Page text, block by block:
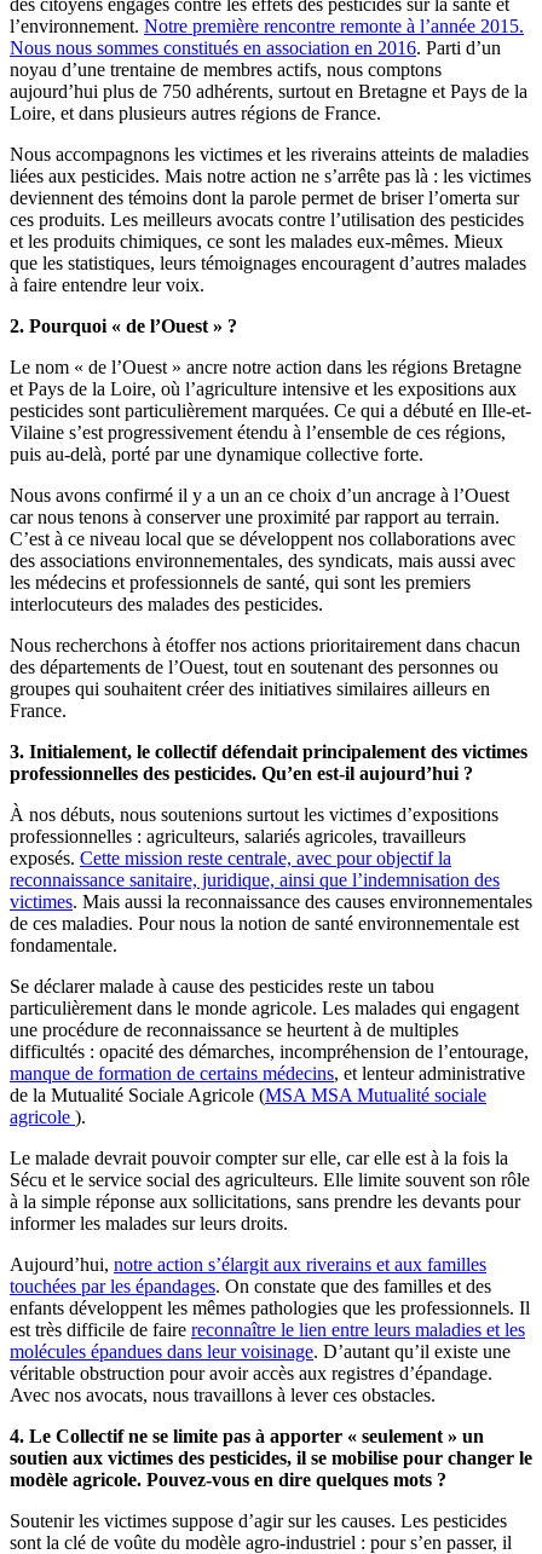
l’environnement. Notre première rencontre remonte à l’année 2015.
Nous nous sommes constitués en association en 2016. Parti d’un
noyau d’une trentaine de membres actifs, nous comptons
aujourd’hui plus de 750 adhérents, surtout en Bretagne et Pays de la
Loire, et dans plusieurs autres régions de France.
Nous accompagnons les victimes et les riverains atteints de maladies
liées aux pesticides. Mais notre action ne s’arrête pas là : les victimes
deviennent des témoins dont la parole permet de briser l’omerta sur
ces produits. Les meilleurs avocats contre l’utilisation des pesticides
et les produits chimiques, ce sont les malades eux-mêmes. Mieux
que les statistiques, leurs témoignages encouragent d’autres malades
à faire entendre leur voix.
2. Pourquoi « de l’Ouest » ?
Le nom « de l’Ouest » ancre notre action dans les régions Bretagne
et Pays de la Loire, où l’agriculture intensive et les expositions aux
pesticides sont particulièrement marquées. Ce qui a débuté en Ille-et-
Vilaine s’est progressivement étendu à l’ensemble de ces régions,
puis au-delà, porté par une dynamique collective forte.
Nous avons confirmé il y a un an ce choix d’un ancrage à l’Ouest
car nous tenons à conserver une proximité par rapport au terrain.
C’est à ce niveau local que se développent nos collaborations avec
des associations environnementales, des syndicats, mais aussi avec
les médecins et professionnels de santé, qui sont les premiers
interlocuteurs des malades des pesticides.
Nous recherchons à étoffer nos actions prioritairement dans chacun
des départements de l’Ouest, tout en soutenant des personnes ou
groupes qui souhaitent créer des initiatives similaires ailleurs en
France.
3. Initialement, le collectif défendait principalement des victimes
professionnelles des pesticides. Qu’en est-il aujourd’hui ?
À nos débuts, nous soutenions surtout les victimes d’expositions
professionnelles : agriculteurs, salariés agricoles, travailleurs
exposés. Cette mission reste centrale, avec pour objectif la
reconnaissance sanitaire, juridique, ainsi que l’indemnisation des
victimes. Mais aussi la reconnaissance des causes environnementales
de ces maladies. Pour nous la notion de santé environnementale est
fondamentale.
Se déclarer malade à cause des pesticides reste un tabou
particulièrement dans le monde agricole. Les malades qui engagent
une procédure de reconnaissance se heurtent à de multiples
difficultés : opacité des démarches, incompréhension de l’entourage,
manque de formation de certains médecins, et lenteur administrative
de la Mutualité Sociale Agricole (MSA MSA Mutualité sociale
agricole ).
Le malade devrait pouvoir compter sur elle, car elle est à la fois la
Sécu et le service social des agriculteurs. Elle limite souvent son rôle
à la simple réponse aux sollicitations, sans prendre les devants pour
informer les malades sur leurs droits.
Aujourd’hui, notre action s’élargit aux riverains et aux familles
touchées par les épandages. On constate que des familles et des
enfants développent les mêmes pathologies que les professionnels. Il
est très difficile de faire reconnaître le lien entre leurs maladies et les
molécules épandues dans leur voisinage. D’autant qu’il existe une
véritable obstruction pour avoir accès aux registres d’épandage.
Avec nos avocats, nous travaillons à lever ces obstacles.
4. Le Collectif ne se limite pas à apporter « seulement » un
soutien aux victimes des pesticides, il se mobilise pour changer le
modèle agricole. Pouvez-vous en dire quelques mots ?
Soutenir les victimes suppose d’agir sur les causes. Les pesticides
sont la clé de voûte du modèle agro-industriel : pour s’en passer, il